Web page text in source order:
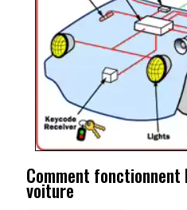
Comment fonctionnent
voiture